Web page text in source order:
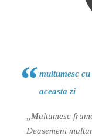
multumesc
aceasta zi
„Multumesc
Deasemeni